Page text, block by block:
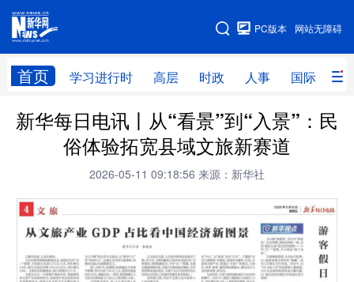
网站无障碍
PC版本
首页 学习进行时 高层 时政 人事 国际 财
网站地图
学习进行时 高层 时政 人事
财经 网评
全球连线
科技 科创 量子 体育
文化 书画 健康 军事
新华每日电讯丨从“看景”到“入景”：民
俗体验拓宽县域文旅新赛道
2026-05-11 09:18:56 来源：新华社